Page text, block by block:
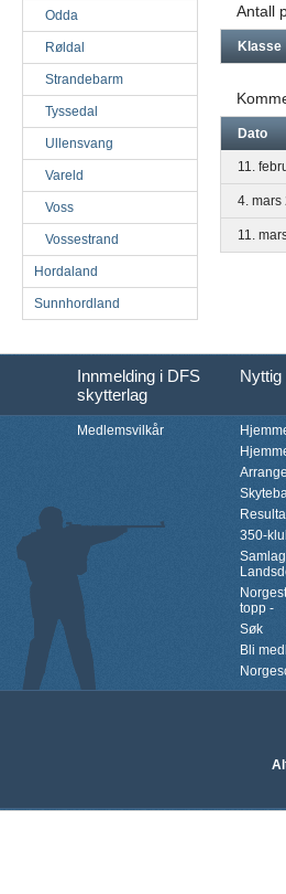
Odda
Røldal
Strandebarm
Tyssedal
Ullensvang
Vareld
Voss
Vossestrand
Hordaland
Sunnhordland
Antall
Klasse
Dato
11.
4. mars
11.
Innmelding i DFS
skytterlag
Nyttig
Medlemsvilkår
350-
topp -
Søk
Bli